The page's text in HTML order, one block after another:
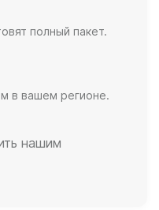
полный пакет.
в вашем регионе.
нашим